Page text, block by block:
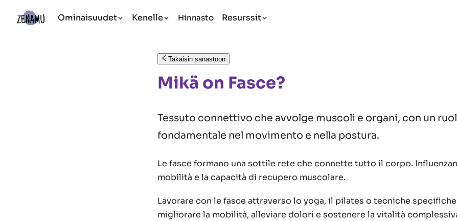
Ominaisuudet Kenelle Hinnasto Resurssit
Takaisin sanastoon
Mikä on Fasce?
Tessuto connettivo che avvolge muscoli e organi, con un
fondamentale nel movimento e nella postura.
Le fasce formano una sottile rete che connette tutto il corpo.
mobilità e la capacità di recupero muscolare.
Lavorare con le fasce attraverso lo yoga, il pilates o tecniche specifiche
migliorare la mobilità, alleviare dolori e sostenere la vitalità